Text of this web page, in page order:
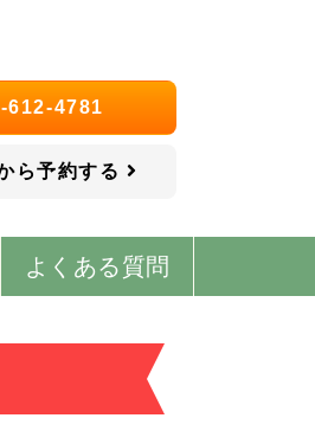
612-4781
ら予約する
よくある質問